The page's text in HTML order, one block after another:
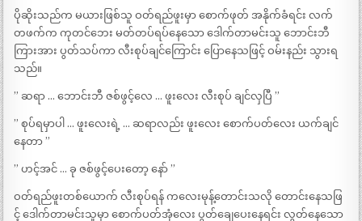
ပိုဆိုးသည်က မယားဖြစ်သူ ဝတ်ရည်ဖူးမှာ စောက်ဖုတ် အနိုက်ခံရင်း လက်
တဖက်က ကုတင်ဘေး မတ်တပ်ရပ်နေသော ဒေါက်တာမင်းသူ ဘောင်းဘီ
ကြားအား ပွတ်သပ်ကာ လီးစုပ်ချင်ကြောင်း ပြောနေသဖြင့် ဝမ်းနည်း သွားရ
သည်။
” ဆရာ … ဘောင်းဘီ ဇစ်ဖွင့်လေ … ဖူးလေး လီးစုပ် ချင်လှပြီ ”
” စုပ်ရမှာပါ … ဖူးလေးရဲ့ … ဆရာလည်း ဖူးလေး စောက်ပတ်လေး ယက်ချင်
နေတာ ”
” ဟင့်အင် … ခု ဇစ်ဖွင့်ပေးတော့ နော် ”
ဝတ်ရည်ဖူးတစ်ယောက် လီးစုပ်ရန် ကလေးမုန့်တောင်းသလို တောင်းနေသဖြ
င့် ဒေါက်တာမင်းသူမှာ စောက်ပတ်အုံလေး ပွတ်ချေပေးနေရင်း လွတ်နေသော